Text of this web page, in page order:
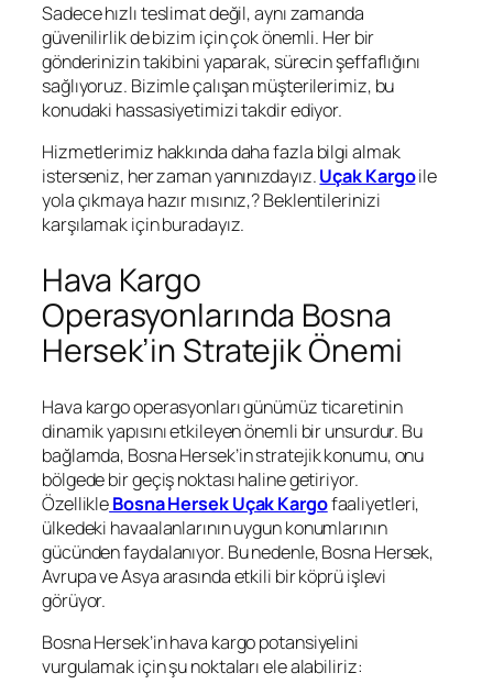
Sadece hızlı teslimat değil, aynı zamanda
güvenilirlik de bizim için çok önemli. Her bir
gönderinizin takibini yaparak, sürecin şeffaflığını
sağlıyoruz. Bizimle çalışan müşterilerimiz, bu
konudaki hassasiyetimizi takdir ediyor.
Hizmetlerimiz hakkında daha fazla bilgi almak
isterseniz, her zaman yanınızdayız.Uçak Kargoile
yola çıkmaya hazır mısınız,? Beklentilerinizi
karşılamak için buradayız.
Hava Kargo
Operasyonlarında Bosna
Hersek’in Stratejik Önemi
Hava kargo operasyonları günümüz ticaretinin
dinamik yapısını etkileyen önemli bir unsurdur. Bu
bağlamda, Bosna Hersek’in stratejik konumu, onu
bölgede bir geçiş noktası haline getiriyor.
ÖzellikleBosna Hersek Uçak Kargofaaliyetleri,
ülkedeki havaalanlarının uygun konumlarının
gücünden faydalanıyor. Bu nedenle, Bosna Hersek,
Avrupa ve Asya arasında etkili bir köprü işlevi
görüyor.
Bosna Hersek’in hava kargo potansiyelini
vurgulamak için şu noktaları ele alabiliriz: